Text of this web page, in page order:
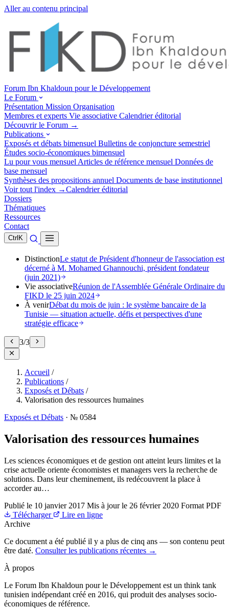
Aller au contenu principal
Forum Ibn Khaldoun pour le Développement
Le Forum
Présentation Mission Organisation
Membres et experts Vie associative Calendrier éditorial
Découvrir le Forum →
Publications
Exposés et débats bimensuel Bulletins de conjoncture semestriel
Études socio-économiques bimensuel
Lu pour vous mensuel Articles de référence mensuel Données de
base mensuel
Synthèses des propositions annuel Documents de base institutionnel
Voir tout l'index →Calendrier éditorial
Dossiers
Thématiques
Ressources
Contact
Ctrl K
DistinctionLe statut de Président d'honneur de l'association est
décerné à M. Mohamed Ghannouchi, président fondateur
(juin 2021)
Vie associativeRéunion de l'Assemblée Générale Ordinaire du
FIKD le 25 juin 2024
À venirDébat du mois de juin : le système bancaire de la
Tunisie — situation actuelle, défis et perspectives d'une
stratégie efficace
3/3
Accueil /
Publications /
Exposés et Débats /
Valorisation des ressources humaines
Exposés et Débats · № 0584
Valorisation des ressources humaines
Les sciences économiques et de gestion ont atteint leurs limites et la
crise actuelle oriente économistes et managers vers la recherche de
solutions. Dans leur cheminement, ils redécouvrent la place à
accorder au…
Publié le 10 janvier 2017 Mis à jour le 26 février 2020 Format PDF
Télécharger
Lire en ligne
Archive
Ce document a été publié il y a plus de cinq ans — son contenu peut
être daté. Consulter les publications récentes →
À propos
Le Forum Ibn Khaldoun pour le Développement est un think tank
tunisien indépendant créé en 2016, qui produit des analyses socio-
économiques de référence.